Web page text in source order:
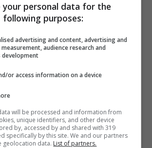
posizioni sul tracciato turco,
your personal data for the
following purposes:
advertising and content, advertising and
audience research and
development
or access information on a device
will be processed and information from
unique identifiers, and other device
by, accessed by and shared with 319
specifically by this site. We and our partners
geolocation data. List of partners.